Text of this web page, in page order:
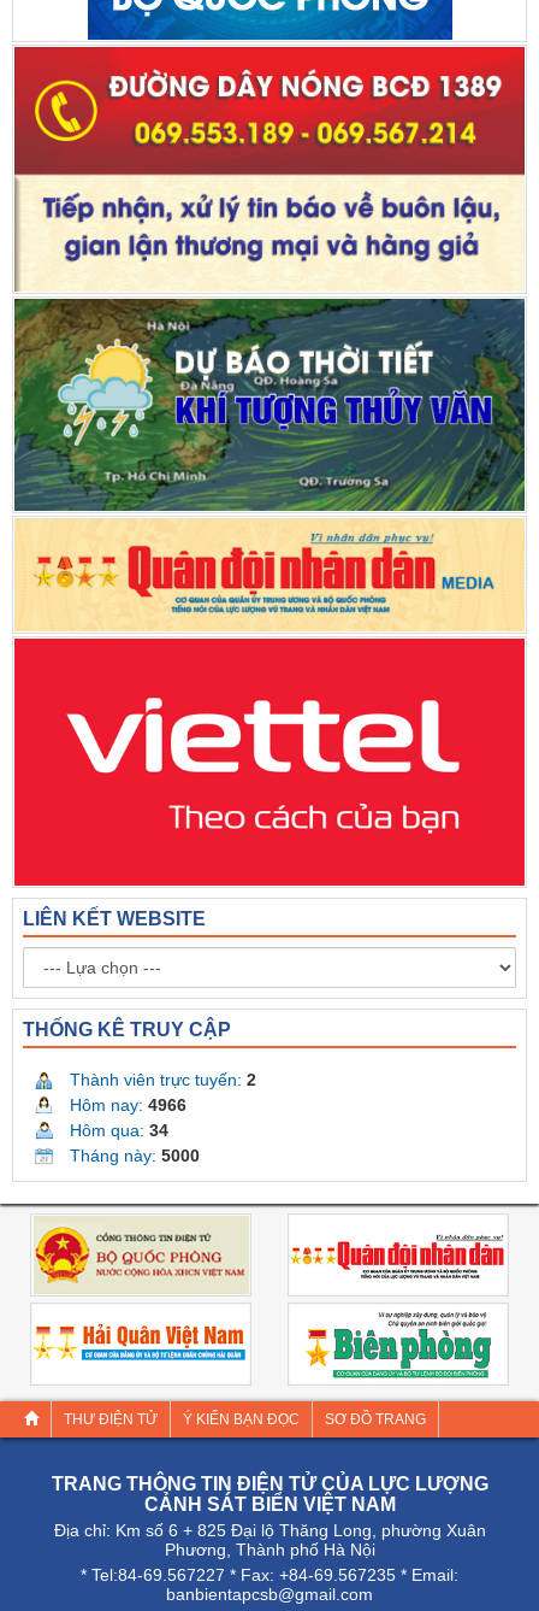
LIÊN KẾT WEBSITE
THỐNG KÊ TRUY CẬP
Thành viên trực tuyến: 2
Hôm nay: 4966
Hôm qua: 34
Tháng này: 5000
THƯ ĐIỆN TỬ Ý KIẾN BẠN ĐỌC SƠ ĐỒ TRANG
TRANG THÔNG TIN ĐIỆN TỬ CỦA LỰC LƯỢNG
CẢNH SÁT BIỂN VIỆT NAM
Địa chỉ: Km số 6 + 825 Đại lộ Thăng Long, phường Xuân
Phương, Thành phố Hà Nội
* Tel:84-69.567227 * Fax: +84-69.567235 * Email:
banbientapcsb@gmail.com